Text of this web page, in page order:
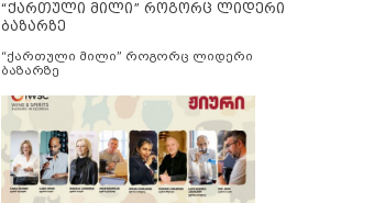
“ქართული მილი” როგორც ლიდერი
ბაზარზე
“ქართული მილი” როგორც ლიდერი
ბაზარზე